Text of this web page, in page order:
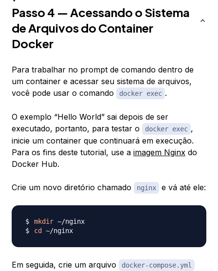
Passo 4 — Acessando o Sistema
de Arquivos do Container
Docker
Para trabalhar no prompt de comando dentro de
um container e acessar seu sistema de arquivos,
você pode usar o comando
docker exec .
O exemplo “Hello World” sai depois de ser
executado, portanto, para testar o
docker exec ,
inicie um container que continuará em execução.
Para os fins deste tutorial, use a imagem Nginx do
Docker Hub.
Crie um novo diretório chamado nginx e vá até ele:
mkdir
cd
Em seguida, crie um arquivo docker-compose.yml